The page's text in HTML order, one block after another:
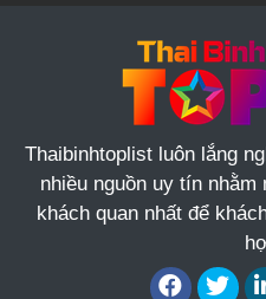
Thaibinhtoplist luôn lắng
nhiều nguồn uy tín nhằm
khách quan nhất để